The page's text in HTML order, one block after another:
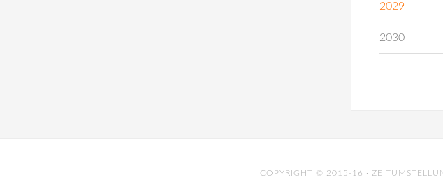
2029
2030
COPYRIGHT © 2015-16 ·